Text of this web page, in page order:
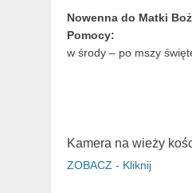
Nowenna do Matki
Pomocy:
w środy – po mszy
Kamera na wieży
ZOBACZ - Kliknij